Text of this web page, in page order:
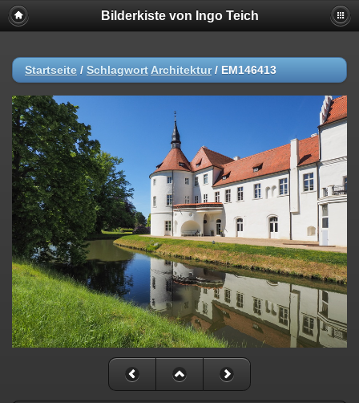
Bilderkiste von Ingo Teich
Startseite / Schlagwort Architektur/ EM146413